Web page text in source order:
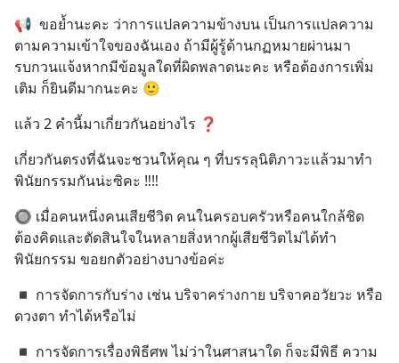
📢  ขอย้ำนะคะ ว่าการแปลความข้างบน เป็นการแปลความ
ตามความเข้าใจของฉันเอง ถ้ามีผู้รู้ด้านกฏหมายผ่านมา
รบกวนแจ้งหากมีข้อมูลใดที่ผิดพลาดนะคะ หรือต้องการเพิ่ม
เติม ก็ยินดีมากนะคะ 🙂
แล้ว 2 คำนี้มาเกี่ยวกันอย่างไร ❓
เกี่ยวกันตรงที่ฉันจะชวนให้คุณ ๆ ที่บรรลุนิติภาวะแล้วมาทำ
พินัยกรรมกันน่ะซิคะ ‼‼
🔘 เมื่อคนหนึ่งคนเสียชีวิต คนในครอบครัวหรือคนใกล้ชิด
ต้องคิดและตัดสินใจในหลายสิ่งหากผู้เสียชีวิตไม่ได้ทำ
พินัยกรรม ขอยกตัวอย่างบางข้อค่ะ
◾ การจัดการกับร่าง เช่น บริจาคร่างกาย บริจาคอวัยวะ หรือ
ดวงตา ทำได้หรือไม่
◾ การจัดการเรื่องพิธีศพ ไม่ว่าในศาสนาใด ก็จะมีพิธี ความ